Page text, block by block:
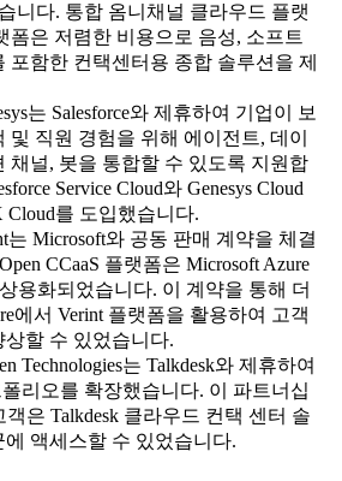
니다. 통합 옴니채널 클라우드 플랫
폼은 저렴한 비용으로 음성, 소프트
포함한 컨택센터용 종합 솔루션을 제
는 Salesforce와 제휴하여 기업이 보
및 직원 경험을 위해 에이전트, 데이
채널, 봇을 통합할 수 있도록 지원합
Service Cloud와 Genesys Cloud
를 도입했습니다.
는 Microsoft와 공동 판매 계약을 체결
CCaaS 플랫폼은 Microsoft Azure
용화되었습니다. 이 계약을 통해 더
에서 Verint 플랫폼을 활용하여 고객
할 수 있었습니다.
Technologies는 Talkdesk와 제휴하여
폴리오를 확장했습니다. 이 파트너십
객은 Talkdesk 클라우드 컨택 센터 솔
액세스할 수 있었습니다.